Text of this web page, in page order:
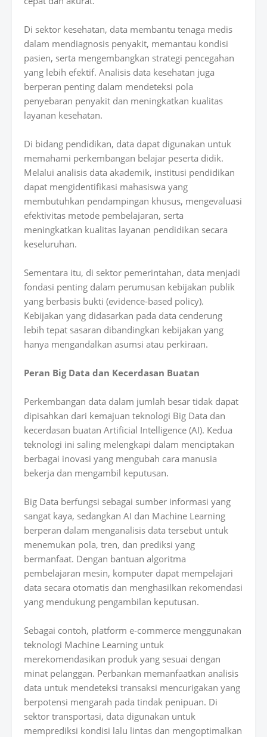
Di sektor kesehatan, data membantu tenaga medis
dalam mendiagnosis penyakit, memantau kondisi
pasien, serta mengembangkan strategi pencegahan
yang lebih efektif. Analisis data kesehatan juga
berperan penting dalam mendeteksi pola
penyebaran penyakit dan meningkatkan kualitas
layanan kesehatan.
Di bidang pendidikan, data dapat digunakan untuk
memahami perkembangan belajar peserta didik.
Melalui analisis data akademik, institusi pendidikan
dapat mengidentifikasi mahasiswa yang
membutuhkan pendampingan khusus, mengevaluasi
efektivitas metode pembelajaran, serta
meningkatkan kualitas layanan pendidikan secara
keseluruhan.
Sementara itu, di sektor pemerintahan, data menjadi
fondasi penting dalam perumusan kebijakan publik
yang berbasis bukti (evidence-based policy).
Kebijakan yang didasarkan pada data cenderung
lebih tepat sasaran dibandingkan kebijakan yang
hanya mengandalkan asumsi atau perkiraan.
Peran Big Data dan Kecerdasan Buatan
Perkembangan data dalam jumlah besar tidak dapat
dipisahkan dari kemajuan teknologi Big Data dan
kecerdasan buatan Artificial Intelligence (AI). Kedua
teknologi ini saling melengkapi dalam menciptakan
berbagai inovasi yang mengubah cara manusia
bekerja dan mengambil keputusan.
Big Data berfungsi sebagai sumber informasi yang
sangat kaya, sedangkan AI dan Machine Learning
berperan dalam menganalisis data tersebut untuk
menemukan pola, tren, dan prediksi yang
bermanfaat. Dengan bantuan algoritma
pembelajaran mesin, komputer dapat mempelajari
data secara otomatis dan menghasilkan rekomendasi
yang mendukung pengambilan keputusan.
Sebagai contoh, platform e-commerce menggunakan
teknologi Machine Learning untuk
merekomendasikan produk yang sesuai dengan
minat pelanggan. Perbankan memanfaatkan analisis
data untuk mendeteksi transaksi mencurigakan yang
berpotensi mengarah pada tindak penipuan. Di
sektor transportasi, data digunakan untuk
memprediksi kondisi lalu lintas dan mengoptimalkan